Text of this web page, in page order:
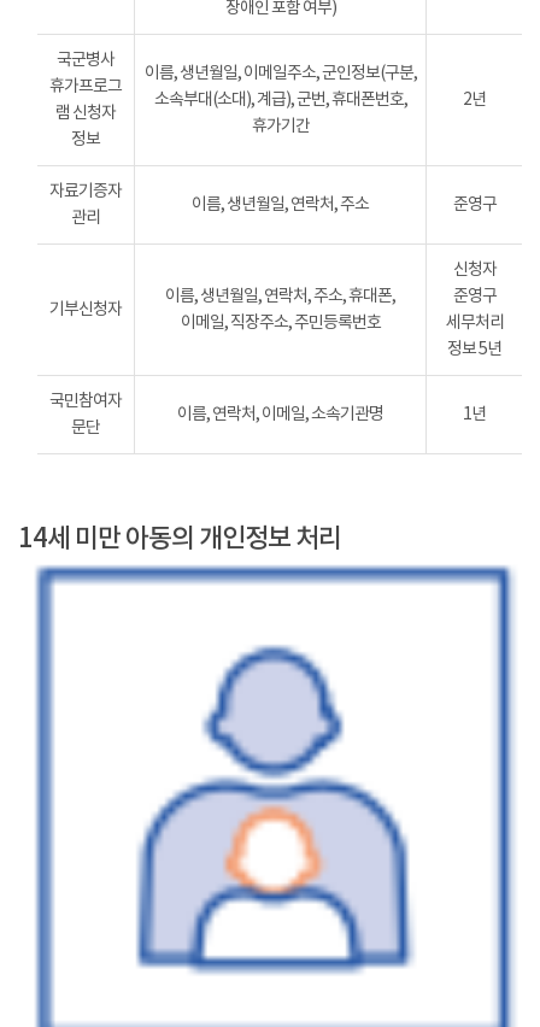
장애인 포함 여부)
국군병사
휴가프로그
램 신청자
정보
이름, 생년월일, 이메일주소, 군인정보(구분,
소속부대(소대), 계급), 군번, 휴대폰번호,
휴가기간
2년
자료기증자
관리
이름, 생년월일, 연락처, 주소 준영구
기부신청자
이름, 생년월일, 연락처, 주소, 휴대폰,
이메일, 직장주소, 주민등록번호
신청자
준영구
세무처리
정보 5년
국민참여자
문단
이름, 연락처, 이메일, 소속기관명 1년
14세 미만 아동의 개인정보 처리